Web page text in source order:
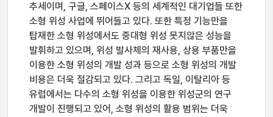
추세이며, 구글, 스페이스X 등의 세계적인 대기업들 또한
소형 위성 사업에 뛰어들고 있다. 또한 특정 기능만을
탑재한 소형 위성에서도 중대형 위성 못지않은 성능을
발휘하고 있으며, 위성 발사체의 재사용, 상용 부품만을
이용한 소형 위성의 개발 성과 등으로 소형 위성의 개발
비용은 더욱 절감되고 있다. 그리고 독일, 이탈리아 등
유럽에서는 다수의 소형 위성을 이용한 위성군의 연구
개발이 진행되고 있어, 소형 위성의 활용 범위는 더욱